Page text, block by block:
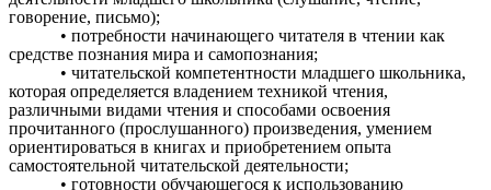
говорение, письмо);
• потребности начинающего читателя в чтении как
средстве познания мира и самопознания;
• читательской компетентности младшего школьника,
которая определяется владением техникой чтения,
различными видами чтения и способами освоения
прочитанного (прослушанного) произведения, умением
ориентироваться в книгах и приобретением опыта
самостоятельной читательской деятельности;
• готовности обучающегося к использованию